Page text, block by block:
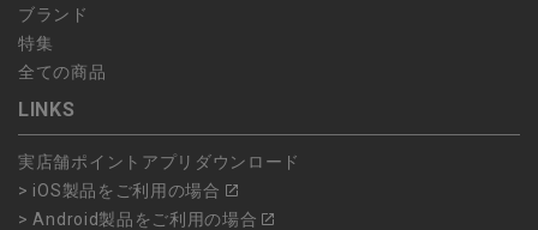
ブランド
特集
全ての商品
LINKS
実店舗ポイントアプリダウンロード
> iOS製品をご利用の場合
> Android製品をご利用の場合